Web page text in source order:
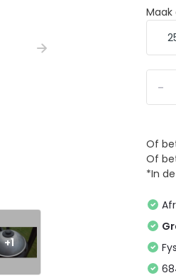
+1
Maak
-
Of
Of
*In